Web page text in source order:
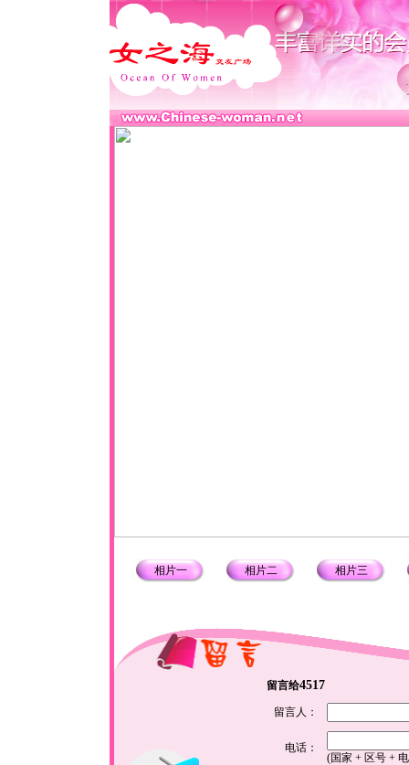
相片一 相片二 相片三
留言给4517
留言人：
电话：
(国家 + 区号 +